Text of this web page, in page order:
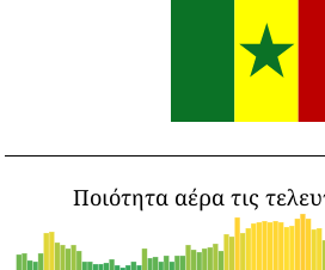
Ποιότητα αέρα τις